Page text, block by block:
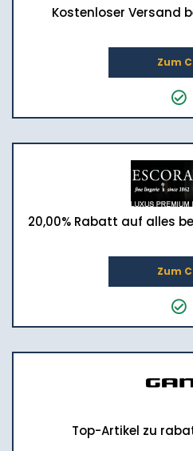
Kostenloser Versand
Zum
20,00% Rabatt auf alles
Zum
Top-Artikel zu